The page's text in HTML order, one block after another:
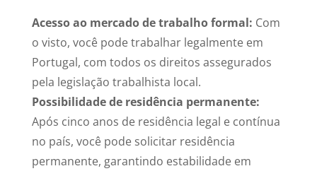
Acesso ao mercado de trabalho formal: Com
o visto, você pode trabalhar legalmente em
Portugal, com todos os direitos assegurados
pela legislação trabalhista local.
Possibilidade de residência permanente:
Após cinco anos de residência legal e contínua
no país, você pode solicitar residência
permanente, garantindo estabilidade em